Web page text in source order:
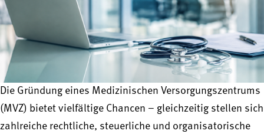
Die Gründung eines Medizinischen Versorgungszentrums
(MVZ) bietet vielfältige Chancen – gleichzeitig stellen sich
zahlreiche rechtliche, steuerliche und organisatorische